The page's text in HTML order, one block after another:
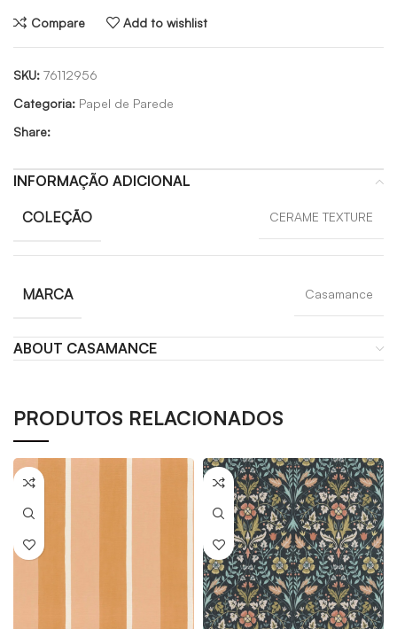
Compare Add to wishlist
SKU: 76112956
Categoria: Papel de Parede
Share:
INFORMAÇÃO ADICIONAL
COLEÇÃO CERAME TEXTURE
MARCA Casamance
ABOUT CASAMANCE
PRODUTOS RELACIONADOS